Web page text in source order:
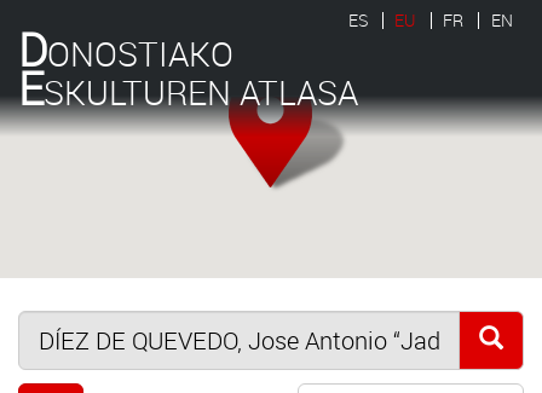
DONOSTIAKO
ESKULTUREN ATLASA
ES EU FR EN